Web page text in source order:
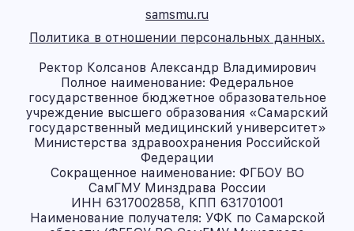
samsmu.ru
Политика в отношении персональных данных.
Ректор Колсанов Александр Владимирович
Полное наименование: Федеральное
государственное бюджетное образовательное
учреждение высшего образования «Самарский
государственный медицинский университет»
Министерства здравоохранения Российской
Федерации
Сокращенное наименование: ФГБОУ ВО
СамГМУ Минздрава России
ИНН 6317002858, КПП 631701001
Наименование получателя: УФК по Самарской